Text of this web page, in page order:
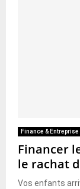
Finance & Entreprise
Financer
le rachat
Vos enfants